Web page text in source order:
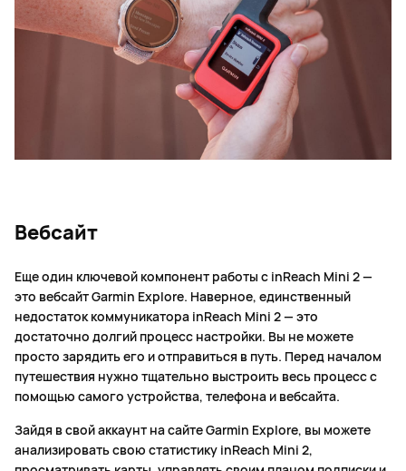
Вебсайт
Еще один ключевой компонент работы с inReach Mini 2 —
это вебсайт Garmin Explore. Наверное, единственный
недостаток коммуникатора inReach Mini 2 — это
достаточно долгий процесс настройки. Вы не можете
просто зарядить его и отправиться в путь. Перед началом
путешествия нужно тщательно выстроить весь процесс с
помощью самого устройства, телефона и вебсайта.
Зайдя в свой аккаунт на сайте Garmin Explore, вы можете
анализировать свою статистику inReach Mini 2,